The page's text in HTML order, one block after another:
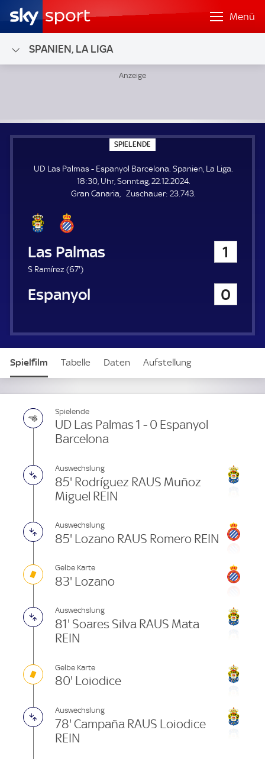
Menü
SPANIEN, LA LIGA
SPIELENDE
P
E
L
E
N
UD Las Palmas - Espanyol Barcelona. Spanien, La Liga.
18:30, Uhr, Sonntag, 22.12.2024.
Gran Canaria
Zuschauer: Z
23.743.
UD Las Palmas 1
S Ramírez (67'6
.
e
)
Espanyol Barcelona 0
Spielfilm Tabelle Daten Aufstellung
Spielende
UD Las Palmas 1 - 0 Espanyol
Barcelona
Auswechslung
85' Rodríguez RAUS Muñoz
Miguel REIN
Auswechslung
85' Lozano RAUS Romero REIN
Gelbe Karte
83' Lozano
Auswechslung
81' Soares Silva RAUS Mata
REIN
Gelbe Karte
80' Loiodice
Auswechslung
78' Campaña RAUS Loiodice
REIN